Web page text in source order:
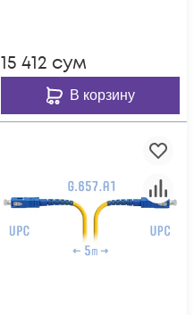
15 412 сум
В корзину